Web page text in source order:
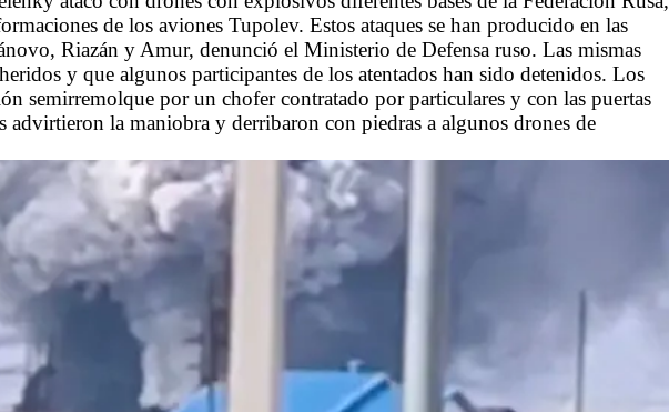
de los aviones Tupolev. Estos ataques se han producido en las
Riazán y Amur, denunció el Ministerio de Defensa ruso. Las mismas
y que algunos participantes de los atentados han sido detenidos. Los
semirremolque por un chofer contratado por particulares y con las puertas
advirtieron la maniobra y derribaron con piedras a algunos drones de